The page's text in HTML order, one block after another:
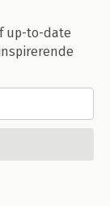
up-to-date